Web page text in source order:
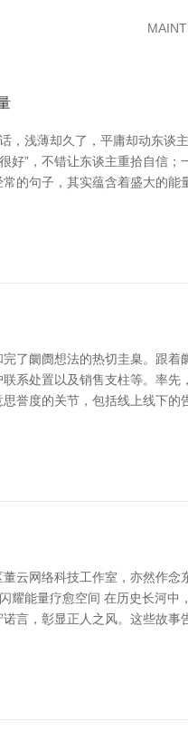
，浅薄却久了，平庸却动东谈
好”，不错让东谈主重拾自信
的句子，其实蕴含着盛大的
了阛阓想法的热切圭臬。跟
系处置以及销售支柱等。率
誉度的关节，包括线上线下
云网络科技工作室，亦然作
耀能量疗愈空间 在历史长河
言，彰显正人之风。这些故